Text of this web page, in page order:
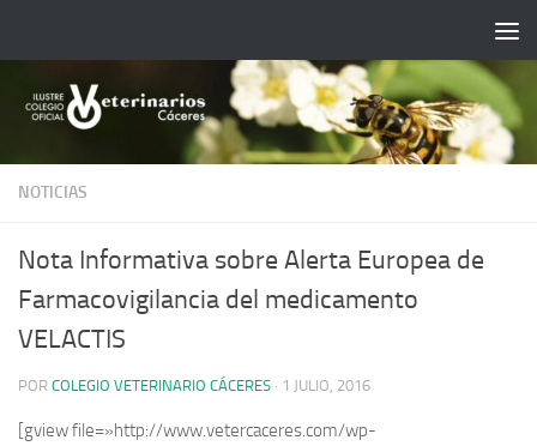
NOTICIAS
Nota Informativa sobre Alerta Europea de
Farmacovigilancia del medicamento
VELACTIS
POR COLEGIO VETERINARIO CÁCERES · 1 JULIO, 2016
[gview file=»http://www.vetercaceres.com/wp-